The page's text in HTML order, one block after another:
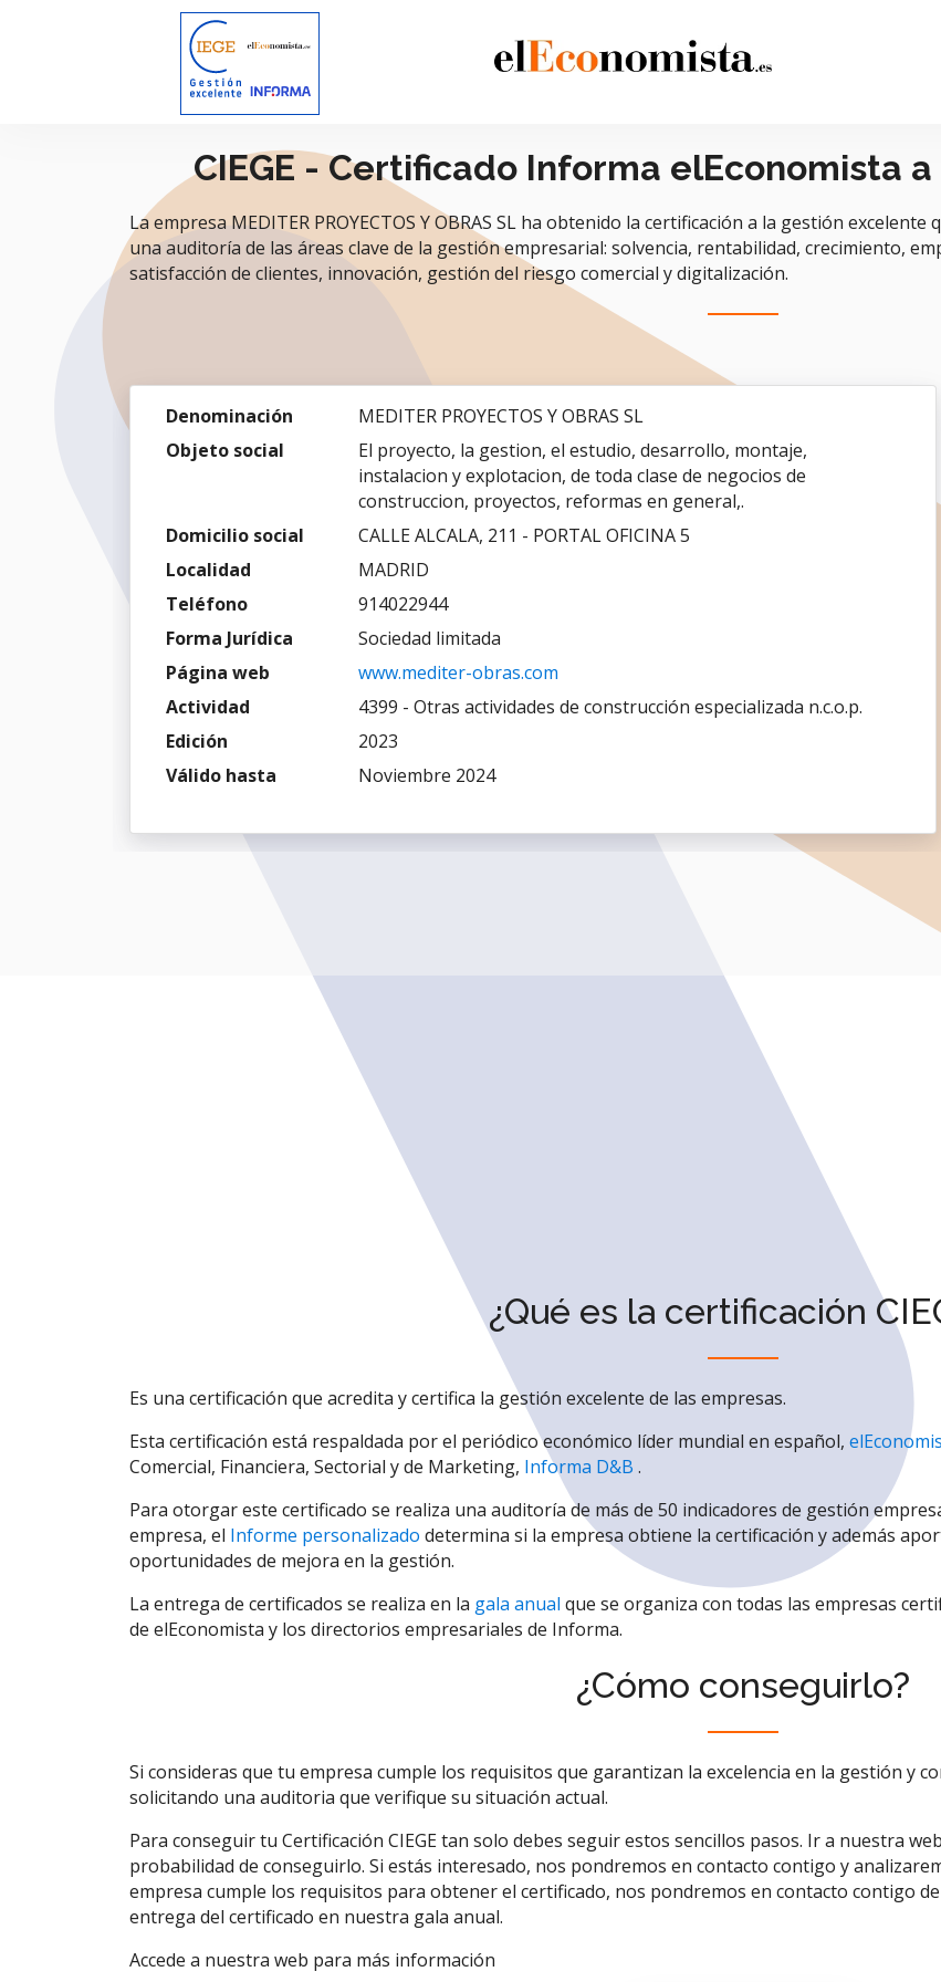
CIEGE - Certificado Informa elEconomista
La empresa MEDITER PROYECTOS Y OBRAS SL ha obtenido la certificación a la gestión
una auditoría de las áreas clave de la gestión empresarial: solvencia, rentabilidad, crecimiento,
satisfacción de clientes, innovación, gestión del riesgo comercial y digitalización.
Denominación
MEDITER PROYECTOS Y OBRAS SL
Objeto social
El proyecto, la gestion, el estudio, desarrollo, montaje,
instalacion y explotacion, de toda clase de negocios de
construccion, proyectos, reformas en general,.
Domicilio social
CALLE ALCALA, 211 - PORTAL OFICINA 5
Localidad
MADRID
Teléfono
914022944
Forma Jurídica
Sociedad limitada
Página web
www.mediter-obras.com
Actividad
4399 - Otras actividades de construcción especializada n.c.o.p.
Edición
2023
Válido hasta
Noviembre 2024
¿Qué es la certificación
Es una certificación que acredita y certifica la gestión excelente de las empresas.
Esta certificación está respaldada por el periódico económico líder mundial en español,
Comercial, Financiera, Sectorial y de Marketing, Informa D&B .
Para otorgar este certificado se realiza una auditoría de más de 50 indicadores de gestión
empresa, el Informe personalizado determina si la empresa obtiene la certificación y además
oportunidades de mejora en la gestión.
La entrega de certificados se realiza en la gala anual que se organiza con todas las empresas
de elEconomista y los directorios empresariales de Informa.
¿Cómo conseguirlo?
Si consideras que tu empresa cumple los requisitos que garantizan la excelencia en la gestión y
solicitando una auditoria que verifique su situación actual.
Para conseguir tu Certificación CIEGE tan solo debes seguir estos sencillos pasos. Ir a nuestra
probabilidad de conseguirlo. Si estás interesado, nos pondremos en contacto contigo y
empresa cumple los requisitos para obtener el certificado, nos pondremos en contacto contigo
entrega del certificado en nuestra gala anual.
Accede a nuestra web para más información